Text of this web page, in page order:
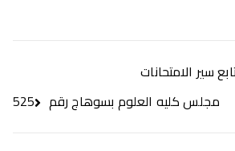
سير الامتحانات
مجلس كليه العلوم بسوهاج رقم 525